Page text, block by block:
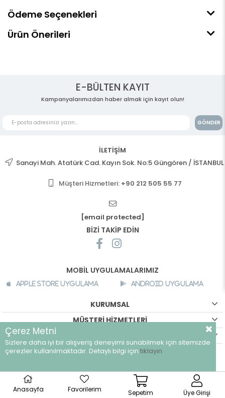
Ödeme Seçenekleri
Ürün Önerileri
E-BÜLTEN KAYIT
Kampanyalarımızdan haber almak için kayıt olun!
GÖNDER
İLETİŞİM
Sanayi Mah. Atatürk Cad. Kayın Sok. No:5 Güngören / İSTANBUL
Müşteri Hizmetleri: +90 212 505 55 77
[email protected]
BİZİ TAKİP EDİN
MOBİL UYGULAMALARIMIZ
Apple Store Uygulama Android Uygulama
KURUMSAL
MÜŞTERİ HİZMETLERİ
©breeze.com.tr - Tüm hakları saklıdır.
Anasayfa Favorilerim Sepetim Üye Girişi
Çerez Metni
Sizlere daha iyi bir alışveriş deneyimi sunabilmek için sitemizde
çerezler kullanılmaktadır. Detaylı bilgi için tıklayın